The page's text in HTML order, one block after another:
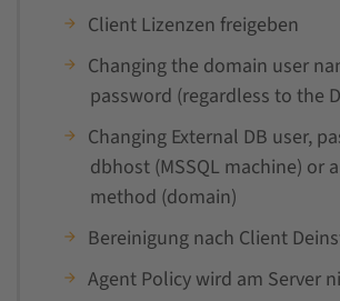
Client Lizenzen freigeben
Changing the domain user
password (regardless to the
Changing External DB user,
dbhost (MSSQL machine) or
method (domain)
Bereinigung nach Client
Agent Policy wird am Server